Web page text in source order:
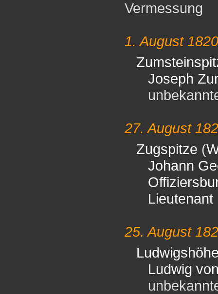
Vermessung
1. August 1820
Joseph
27. August
Zugspitze (
Johann
25. August
Ludwig